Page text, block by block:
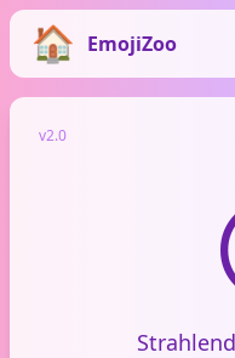
EmojiZoo
v2.0